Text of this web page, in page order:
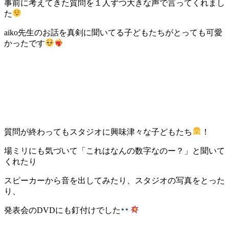
事前に考えてきた質問を１人ずつ大きな声で言ってくれまし
た
aiko先生のお話を真剣に聞いてる子どもたちがとっても可愛
かったです
質問が終わってもスタジオに興味津々な子どもたち ！
場ミリにも気づいて「これはなんの数字なのー？」と聞いて
くれたり
スピーカーから音を出してみたり、スタジオの写真をとった
り、
発表会のDVDにも釘付けでした